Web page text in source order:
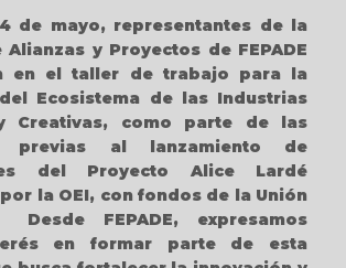
de mayo, representantes de la
Alianzas y Proyectos de FEPADE
en el taller de trabajo para la
Ecosistema de las Industrias
Creativas, como parte de las
previas al lanzamiento de
del Proyecto Alice Lardé
la OEI, con fondos de la Unión
FEPADE, expresamos
en formar parte de esta